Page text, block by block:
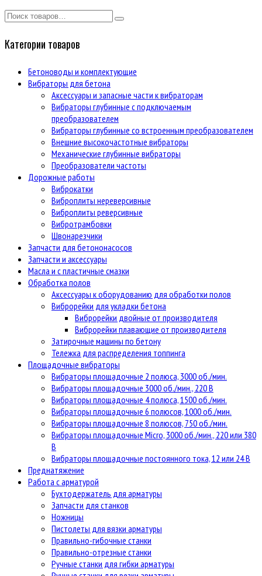
Категории товаров
Бетоноводы и комплектующие
Вибраторы для бетона
Аксессуары и запасные части к вибраторам
Вибраторы глубинные с подключаемым
преобразователем
Вибраторы глубинные со встроенным преобразователем
Внешние высокочастотные вибраторы
Механические глубинные вибраторы
Преобразователи частоты
Дорожные работы
Виброкатки
Виброплиты нереверсивные
Виброплиты реверсивные
Вибротрамбовки
Швонарезчики
Запчасти для бетононасосов
Запчасти и аксессуары
Масла и с пластичные смазки
Обработка полов
Аксессуары к оборудованию для обработки полов
Виброрейки для укладки бетона
Виброрейки двойные от производителя
Виброрейки плавающие от производителя
Затирочные машины по бетону
Тележка для распределения топпинга
Площадочные вибраторы
Вибраторы площадочные 2 полюса, 3000 об./мин.
Вибраторы площадочные 3000 об./мин., 220 В
Вибраторы площадочные 4 полюса, 1500 об./мин.
Вибраторы площадочные 6 полюсов, 1000 об./мин.
Вибраторы площадочные 8 полюсов, 750 об./мин.
Вибраторы площадочные Micro, 3000 об./мин., 220 или 380
В
Вибраторы площадочные постоянного тока, 12 или 24 В
Преднатяжение
Работа с арматурой
Бухтодержатель для арматуры
Запчасти для станков
Ножницы
Пистолеты для вязки арматуры
Правильно-гибочные станки
Правильно-отрезные станки
Ручные станки для гибки арматуры